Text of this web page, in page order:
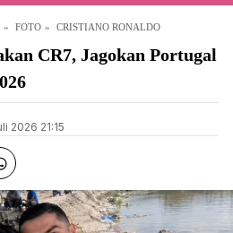
FOTO CRISTIANO RONALDO
CR7, Jagokan Portugal
2026 21:15